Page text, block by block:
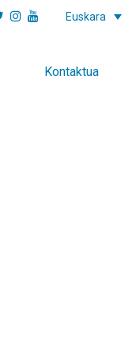
Euskara
Kontaktua